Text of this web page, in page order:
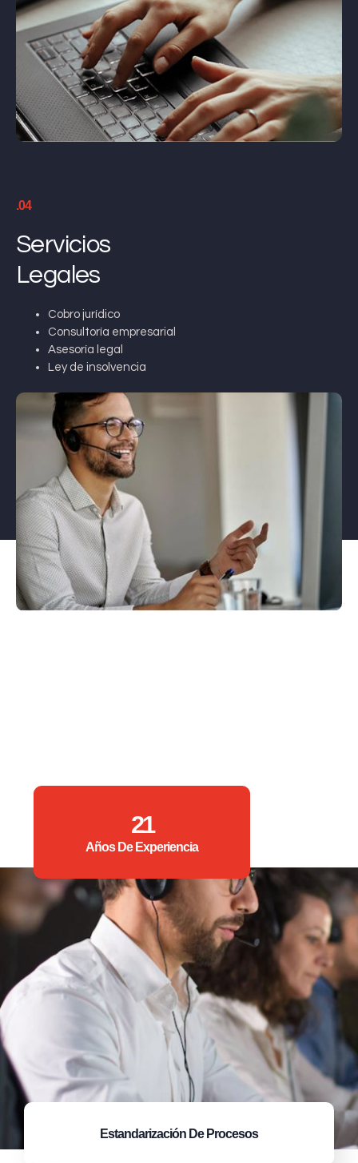
.04
Servicios
Legales
Cobro jurídico
Consultoría empresarial
Asesoría legal
Ley de insolvencia
21
Años De Experiencia
Estandarización De Procesos